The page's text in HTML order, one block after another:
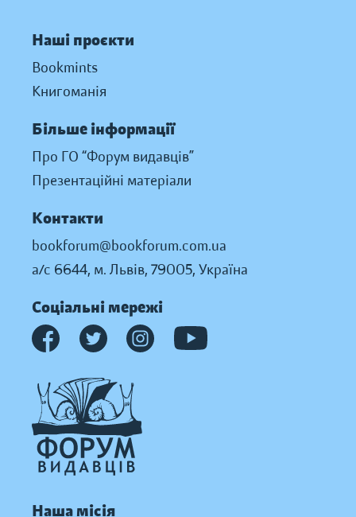
Наші проєкти
Bookmints
Книгоманія
Більше інформації
Про ГО “Форум видавців”
Презентаційні матеріали
Контакти
bookforum@bookforum.com.ua
а/с 6644, м. Львів, 79005, Україна
Соціальні мережі
Наша місія